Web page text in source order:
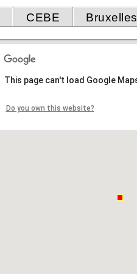
CEBE Bruxelles